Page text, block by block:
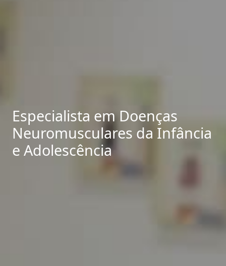
Especialista em Doenças
Neuromusculares da Infância
e Adolescência